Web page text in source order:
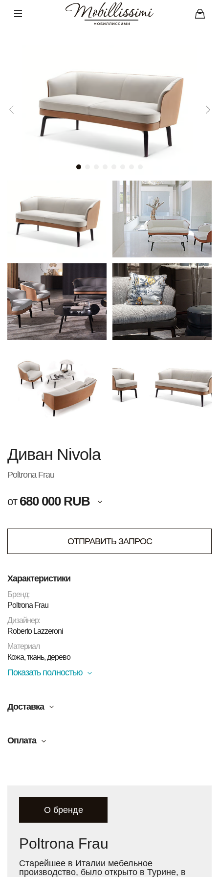
Диван Nivola
Poltrona Frau
от 680 000 RUB
ОТПРАВИТЬ ЗАПРОС
Характеристики
Бренд:
Poltrona Frau
Дизайнер:
Roberto Lazzeroni
Материал
Кожа, ткань, дерево
Показать полностью
Доставка
Оплата
О бренде
Poltrona Frau
Старейшее в Италии мебельное
производство, было открыто в Турине, в